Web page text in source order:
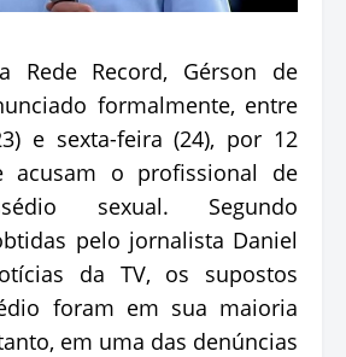
Rede Record, Gérson de
formalmente, entre
e sexta-feira (24), por 12
acusam o profissional de
sexual. Segundo
pelo jornalista Daniel
da TV, os supostos
foram em sua maioria
em uma das denúncias